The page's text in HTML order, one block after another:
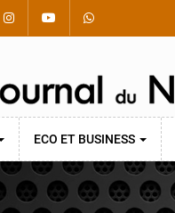
ECO ET BUSINESS